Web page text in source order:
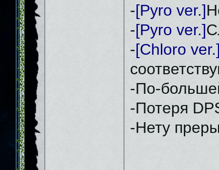
-[Pyro ver.]
-[Pyro ver.]
-[Chloro
-По-
-Потеря
-Нету